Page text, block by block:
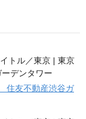
住友不動産渋谷ガ